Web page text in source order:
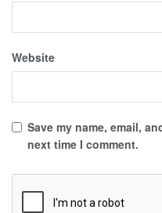
Website
Save my name, email,
next time I comment.